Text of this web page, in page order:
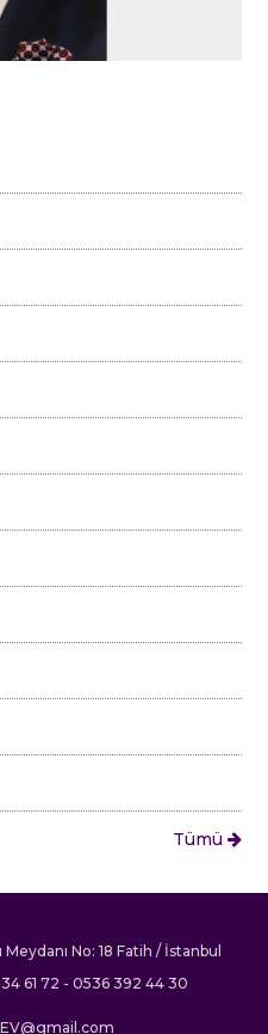
Tümü
No: 18 Fatih / İstanbul
61 72 - 0536 392 44 30